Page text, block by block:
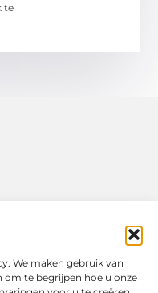
We maken gebruik van
om te begrijpen hoe u onze
te
die je inspireren,
momenten tot grote